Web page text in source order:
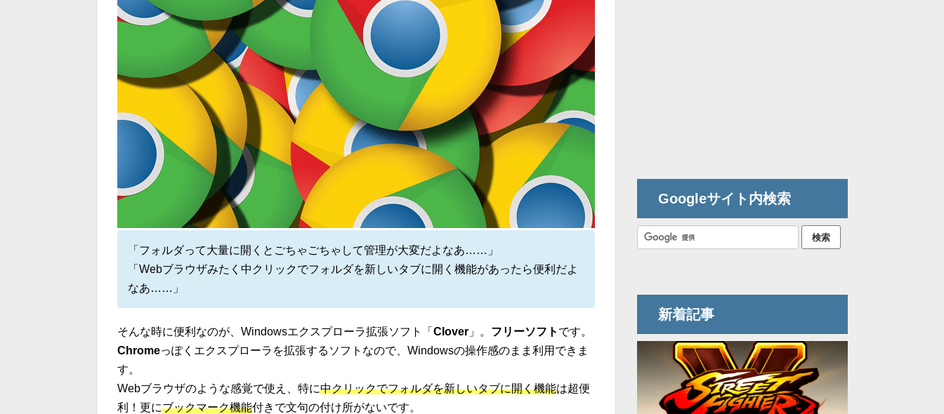
「フォルダって大量に開くとごちゃごちゃして管理が大変だよなあ……」
「Webブラウザみたく中クリックでフォルダを新しいタブに開く機能があったら便利だよ
なあ……」
そんな時に便利なのが、Windowsエクスプローラ拡張ソフト「 Clover 」。 フリーソフト です。
Chromeっぽくエクスプローラを拡張するソフトなので、Windowsの操作感のまま利用できま
す。
Webブラウザのような感覚で使え、特に中クリックでフォルダを新しいタブに開く機能は超便
利！更にブックマーク機能付きで文句の付け所がないです。
Googleサイト内検索
新着記事